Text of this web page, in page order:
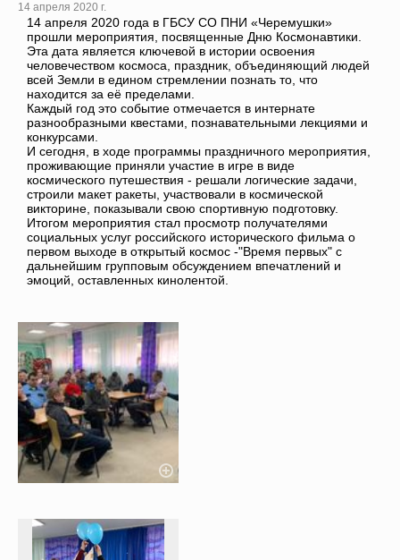
14 апреля 2020 г.
14 апреля 2020 года в ГБСУ СО ПНИ «Черемушки»
прошли мероприятия, посвященные Дню Космонавтики.
Эта дата является ключевой в истории освоения
человечеством космоса, праздник, объединяющий людей
всей Земли в едином стремлении познать то, что
находится за её пределами.
Каждый год это событие отмечается в интернате
разнообразными квестами, познавательными лекциями и
конкурсами.
И сегодня, в ходе программы праздничного мероприятия,
проживающие приняли участие в игре в виде
космического путешествия - решали логические задачи,
строили макет ракеты, участвовали в космической
викторине, показывали свою спортивную подготовку.
Итогом мероприятия стал просмотр получателями
социальных услуг российского исторического фильма о
первом выходе в открытый космос -"Время первых" с
дальнейшим групповым обсуждением впечатлений и
эмоций, оставленных кинолентой.